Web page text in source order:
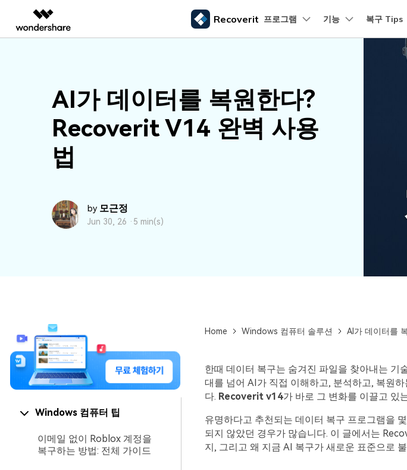
주요 제품
Filmora
쉽고 재미있는 영상 편집
UniConverter
올인원 미디어 툴박스
DemoCreator
강력한 화면 녹화
EdrawMax
순서도 프로그램
EdrawMind
마인드맵 프로그램
PDFelement
무료 올인원 온라인
모든 제
비즈니스
교육
파트너
PDFelement
마인드맵 및 다이어
회사 소개
Recoverit 프로그램
선도적인 데이터 복구 전문가 Mac 시스템에서 무제한 데이터 복구
기능
사진 복구
동영상 복구
파일 복구
엑셀 복구
디바이
복구 Tips
USB 복구
외장하드 복구
SD카드 복구
기타 장치 복구
휴지통 비우기 복구
파일 영구 삭제 복구
하드디스크 복구
메모리 카드 복구
하드 드라이브 복구
USB 데이터 복구
쓰레기통 복구
리눅스 데이터 복구
AI가 데이터를 복원한다?
Recoverit V14 완벽 사용
법
by 모근정
Jun 30, 26 · 5 min(s)
Windows 컴퓨터 팁
이메일 없이 Roblox 계정을
복구하는 방법: 전체 가이드
Home Windows 컴퓨터 솔루션 AI가 데이터를
한때 데이터 복구는 숨겨진 파일을 찾아내는 기
대를 넘어 AI가 직접 이해하고, 분석하고, 복원
다. Recoverit v14가 바로 그 변화를 이끌고 있
유명하다고 추천되는 데이터 복구 프로그램을
되지 않았던 경우가 많습니다. 이 글에서는
지, 그리고 왜 지금 AI 복구가 새로운 표준으로